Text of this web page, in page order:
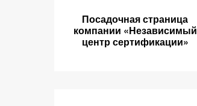
Посадочная страница
компании «Независимый
центр сертификации»